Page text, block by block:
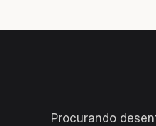
Procurando